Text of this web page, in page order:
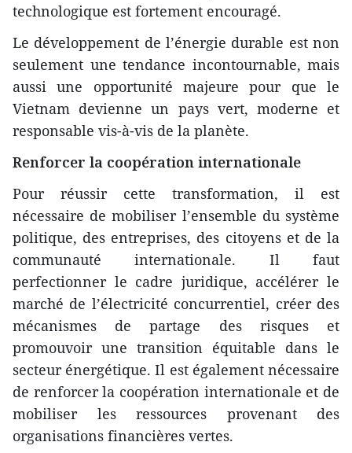
technologique est fortement encouragé.
Le développement de l’énergie durable est non
seulement une tendance incontournable, mais
aussi une opportunité majeure pour que le
Vietnam devienne un pays vert, moderne et
responsable vis-à-vis de la planète.
Renforcer la coopération internationale
Pour réussir cette transformation, il est
nécessaire de mobiliser l’ensemble du système
politique, des entreprises, des citoyens et de la
communauté internationale. Il faut
perfectionner le cadre juridique, accélérer le
marché de l’électricité concurrentiel, créer des
mécanismes de partage des risques et
promouvoir une transition équitable dans le
secteur énergétique. Il est également nécessaire
de renforcer la coopération internationale et de
mobiliser les ressources provenant des
organisations financières vertes.